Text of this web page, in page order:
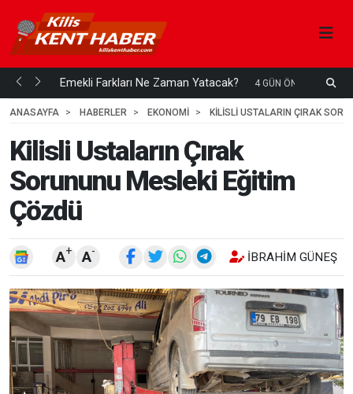
mi... Emekli Farkları Ne Zaman Yatacak? 4 GÜN ÖNCE
ANASAYFA
HABERLER EKONOMİ KILISLI USTALARIN ÇIRAK
Kilisli Ustaların Çırak
Sorununu Mesleki Eğitim
Çözdü
A+ A- İBRAHIM GÜNEŞ